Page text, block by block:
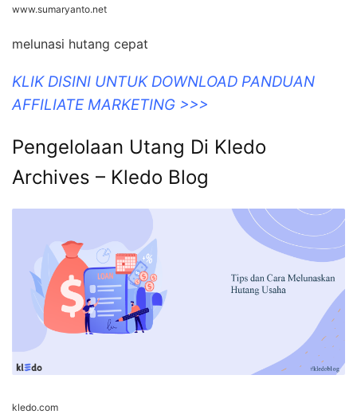
www.sumaryanto.net
melunasi hutang cepat
KLIK DISINI UNTUK DOWNLOAD PANDUAN
AFFILIATE MARKETING >>>
Pengelolaan Utang Di Kledo
Archives – Kledo Blog
kledo.com